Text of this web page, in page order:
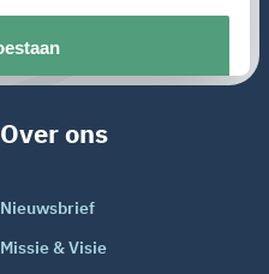
Over ons
Nieuwsbrief
Missie & Visie